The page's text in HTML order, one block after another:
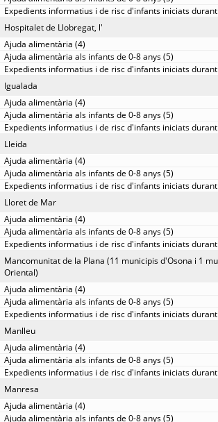
Hospitalet de Llobregat, l'
Igualada
Lleida
Lloret de Mar
Mancomunitat de la Plana (11 municipis d'Osona i 1
Oriental)
Manlleu
Manresa